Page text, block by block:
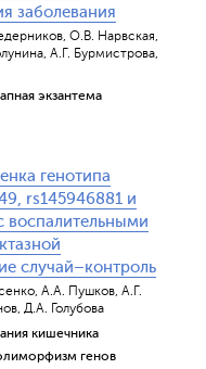
заболевания
О.В. Нарвская,
А.Г. Бурмистрова,
экзантема
генотипа
rs145946881 и
воспалительными
случай–контроль
А.А. Пушков, А.Г.
Д.А. Голубова
кишечника
генов